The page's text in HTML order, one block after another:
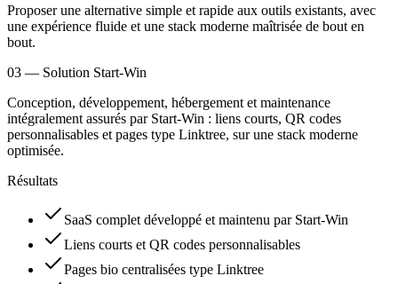
Proposer une alternative simple et rapide aux outils existants, avec
une expérience fluide et une stack moderne maîtrisée de bout en
bout.
03 — Solution Start-Win
Conception, développement, hébergement et maintenance
intégralement assurés par Start-Win : liens courts, QR codes
personnalisables et pages type Linktree, sur une stack moderne
optimisée.
Résultats
SaaS complet développé et maintenu par Start-Win
Liens courts et QR codes personnalisables
Pages bio centralisées type Linktree